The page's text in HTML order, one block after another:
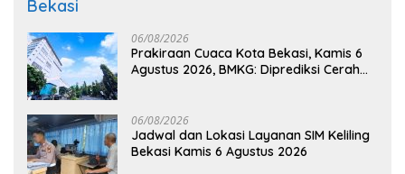
Bekasi
06/08/2026
Prakiraan Cuaca Kota Bekasi, Kamis 6
Agustus 2026, BMKG: Diprediksi Cerah
06/08/2026
Jadwal dan Lokasi Layanan SIM Keliling
Bekasi Kamis 6 Agustus 2026